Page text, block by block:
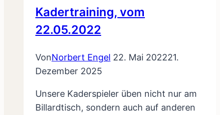
Kadertraining, vom
22.05.2022
VonNorbert Engel 22. Mai 202221.
Dezember 2025
Unsere Kaderspieler üben nicht nur am
Billardtisch, sondern auch auf anderen